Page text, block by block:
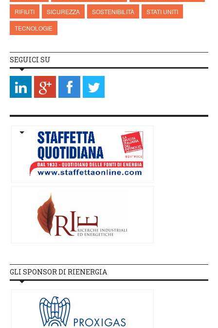
RIFIUTI
SICUREZZA SOSTENIBILITÀ
STATI UNITI
TECNOLOGIE
SEGUICI SU
GLI SPONSOR DI RIENERGIA